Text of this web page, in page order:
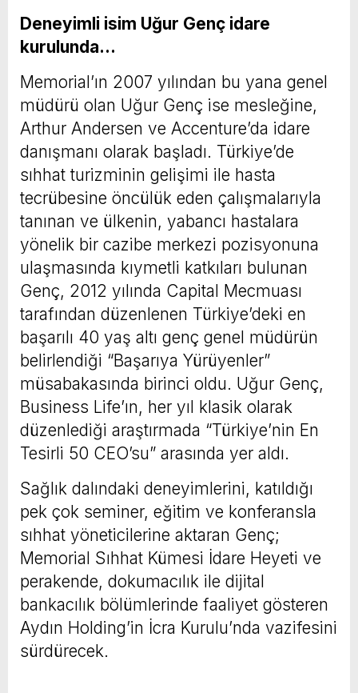
Deneyimli isim Uğur Genç idare
kurulunda…
Memorial’ın 2007 yılından bu yana genel
müdürü olan Uğur Genç ise mesleğine,
Arthur Andersen ve Accenture’da idare
danışmanı olarak başladı. Türkiye’de
sıhhat turizminin gelişimi ile hasta
tecrübesine öncülük eden çalışmalarıyla
tanınan ve ülkenin, yabancı hastalara
yönelik bir cazibe merkezi pozisyonuna
ulaşmasında kıymetli katkıları bulunan
Genç, 2012 yılında Capital Mecmuası
tarafından düzenlenen Türkiye’deki en
başarılı 40 yaş altı genç genel müdürün
belirlendiği “Başarıya Yürüyenler”
müsabakasında birinci oldu. Uğur Genç,
Business Life’ın, her yıl klasik olarak
düzenlediği araştırmada “Türkiye’nin En
Tesirli 50 CEO’su” arasında yer aldı.
Sağlık dalındaki deneyimlerini, katıldığı
pek çok seminer, eğitim ve konferansla
sıhhat yöneticilerine aktaran Genç;
Memorial Sıhhat Kümesi İdare Heyeti ve
perakende, dokumacılık ile dijital
bankacılık bölümlerinde faaliyet gösteren
Aydın Holding’in İcra Kurulu’nda vazifesini
sürdürecek.